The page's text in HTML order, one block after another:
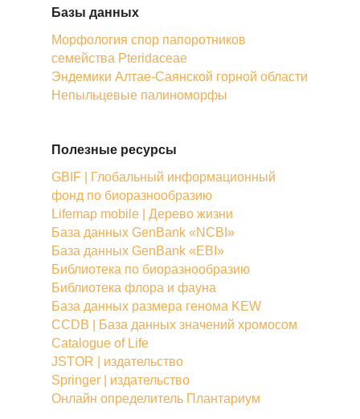
Базы данных
Морфология спор папоротников
семейства Pteridaceae
Эндемики Алтае-Саянской горной области
Непыльцевые палиноморфы
Полезные ресурсы
GBIF | Глобальный информационный
фонд по биоразнообразию
Lifemap mobile | Дерево жизни
База данных GenBank «NCBI»
База данных GenBank «EBI»
Библиотека по биоразнообразию
Библиотека флора и фауна
База данных размера генома KEW
CCDB | База данных значений хромосом
Catalogue of Life
JSTOR | издательство
Springer | издательство
Онлайн определитель Плантариум